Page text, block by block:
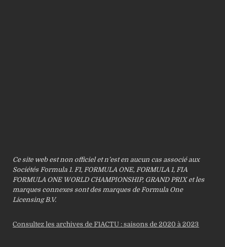
Ce site web est non officiel et n’est en aucun cas associé aux
Sociétés Formula 1. F1, FORMULA ONE, FORMULA 1, FIA
FORMULA ONE WORLD CHAMPIONSHIP, GRAND PRIX et les
marques connexes sont des marques de Formula One
Licensing B.V.
Consultez les archives de F1ACTU : saisons de 2020 à 2023